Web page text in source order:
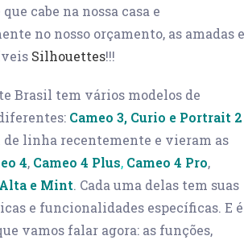
cabe na nossa casa e
no nosso orçamento, as amadas e
Silhouettes!!!
Brasil tem vários modelos de
Cameo 3, Curio e Portrait 2
de linha recentemente e vieram as
4, Cameo 4 Plus, Cameo 4 Pro,
Altae Mint. Cada uma delas tem suas
e funcionalidades específicas. E é
vamos falar agora: as funções,